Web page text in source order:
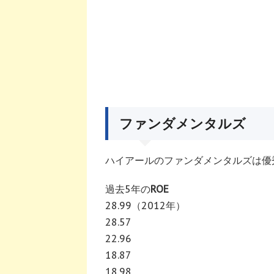
ファンダメンタルズ
ハイアールのファンダメンタルズは
過去5年のROE
28.99（2012年）
28.57
22.96
18.87